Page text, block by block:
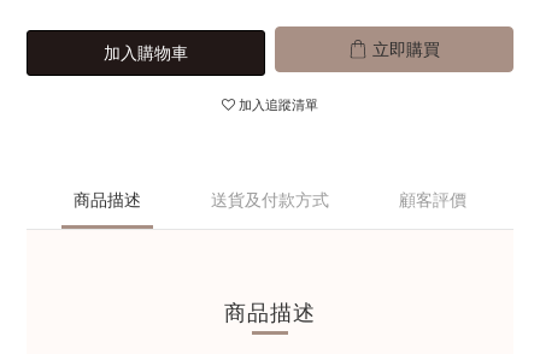
加入購物車 立即購買
加入追蹤清單
商品描述 送貨及付款方式 顧客評價
商品描述